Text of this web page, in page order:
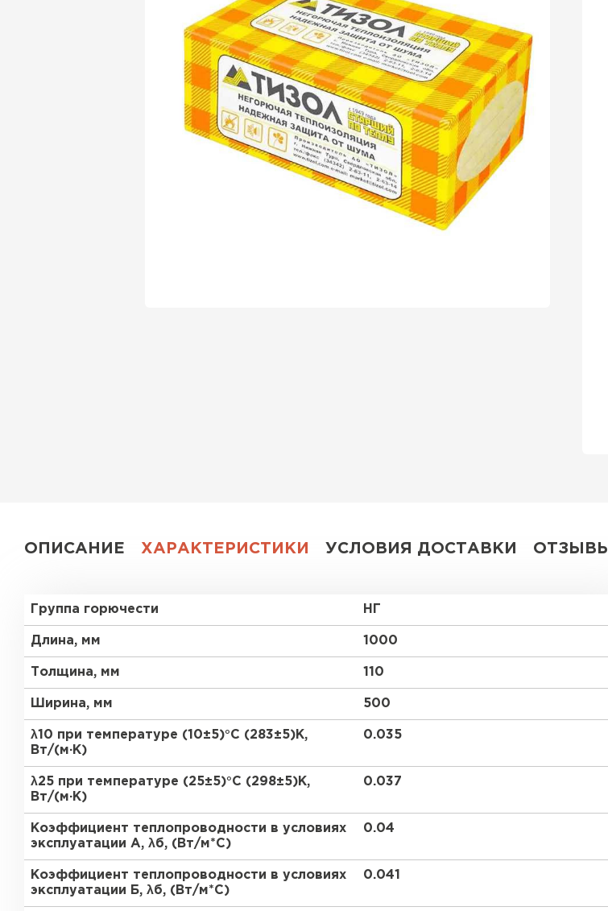
ОПИСАНИЕ ХАРАКТЕРИСТИКИ УСЛОВИЯ ДОСТАВКИ ОТЗЫВЫ
Группа горючести НГ
Длина, мм 1000
Толщина, мм 110
Ширина, мм 500
λ10 при температуре (10±5)°С (283±5)К,
Вт/(м·К)
0.035
λ25 при температуре (25±5)°С (298±5)К,
Вт/(м·К)
0.037
Коэффициент теплопроводности в условиях
эксплуатации А, λб, (Вт/м*С)
0.04
Коэффициент теплопроводности в условиях
эксплуатации Б, λб, (Вт/м*С)
0.041
Утеплитель Белтеп
ПЕРЕЙТИ
Утеплитель Изотек
ПЕРЕЙТИ
Утеплитель Изомин
ПЕРЕЙТИ
Утеплитель Knauf
ПЕРЕЙТИ
Утеплитель Isover
Утеплитель Белтеп
Утеплитель Термит
Утеплитель Ruspanel